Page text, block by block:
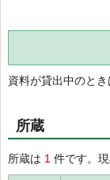
資料が貸出中のと
所蔵
所蔵は 1 件です。